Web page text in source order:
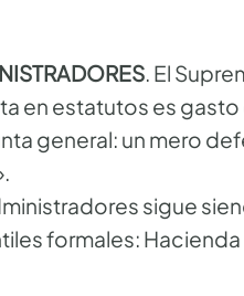
. El
en estatutos es
general: un mero
sigue
formales: